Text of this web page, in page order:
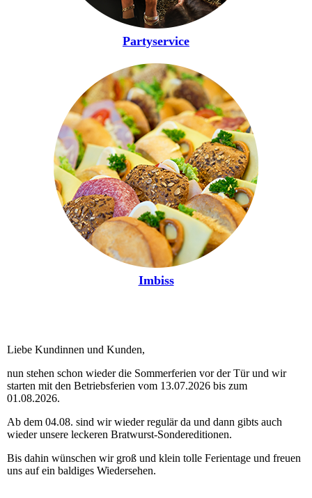
Partyservice
Imbiss
Liebe Kundinnen und Kunden,
nun stehen schon wieder die Sommerferien vor der Tür und wir
starten mit den Betriebsferien vom 13.07.2026 bis zum
01.08.2026.
Ab dem 04.08. sind wir wieder regulär da und dann gibts auch
wieder unsere leckeren Bratwurst-Sondereditionen.
Bis dahin wünschen wir groß und klein tolle Ferientage und freuen
uns auf ein baldiges Wiedersehen.